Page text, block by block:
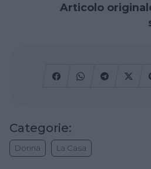
Articolo
Categorie:
Donna La Casa